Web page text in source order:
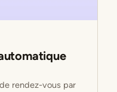
rendez-vous par